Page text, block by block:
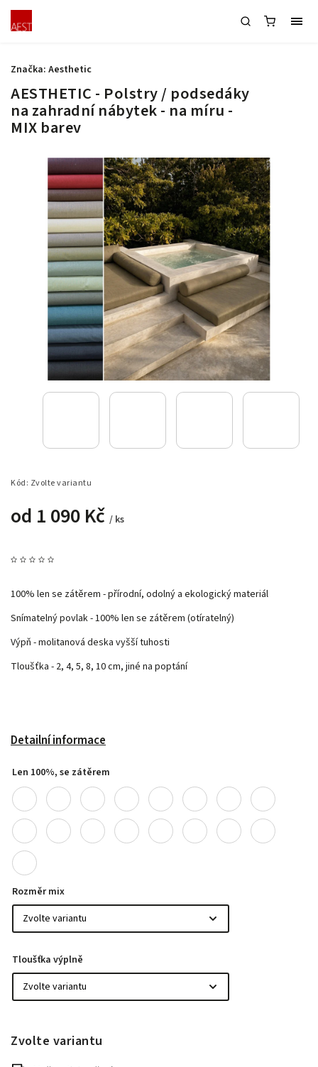
AESTHETIC - Polstry / podsedáky
na zahradní nábytek - na míru -
MIX barev
Kód: Zvolte variantu
od 1 090 Kč / ks
100% len se zátěrem - přírodní, odolný a ekologický materiál
Snímatelný povlak - 100% len se zátěrem (otíratelný)
Výpň - molitanová deska vyšší tuhosti
Tloušťka - 2, 4, 5, 8, 10 cm, jiné na poptání
Detailní informace
Značka: Aesthetic
Len 100%, se zátěrem
Rozměr mix
Tloušťka výplně
Zvolte variantu